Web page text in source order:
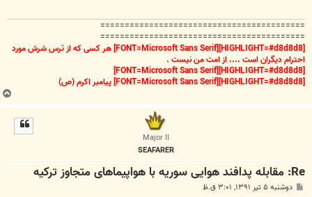
==========================================
==========================================
[HIGHLIGHT=#d8d8d8][FONT=Microsoft Sans Serif] هر کسی که از ترس شرش مورد
احترام دیگران است .... از امت من نیست .
ب
ا
Major II
SEAFARER
Re: مقابله پدافند هوایی سوریه با هواپیما‌های متجاوز ترکیه
پ دوشنبه ۵ تیر ۱۳۹۱, ۳:۰۱ ق.ظ